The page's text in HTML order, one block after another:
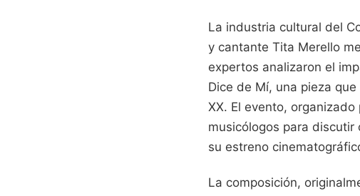
La industria cultural del
y cantante Tita Merello
expertos analizaron el
Dice de Mí, una pieza
XX. El evento,
musicólogos para
su estreno
La composición,